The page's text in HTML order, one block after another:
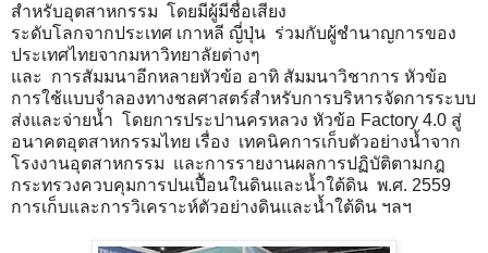
สำหรับอุตสาหกรรม โดยมีผู้มีชื่อเสียง
ระดับโลกจากประเทศ เกาหลี ญี่ปุ่น ร่วมกับผู้ชำนาญการของ
ประเทศไทยจากมหาวิทยาลัยต่างๆ
และ การสัมมนาอีกหลายหัวข้อ อาทิ สัมมนาวิชาการ หัวข้อ
การใช้แบบจำลองทางชลศาสตร์สำหรับการบริหารจัดการระบบ
ส่งและจ่ายน้ำ โดยการประปานครหลวง หัวข้อ Factory 4.0 สู่
อนาคตอุตสาหกรรมไทย เรื่อง เทคนิคการเก็บตัวอย่างน้ำจาก
โรงงานอุตสาหกรรม และการรายงานผลการปฏิบัติตามกฎ
กระทรวงควบคุมการปนเปื้อนในดินและน้ำใต้ดิน พ.ศ. 2559
การเก็บและการวิเคราะห์ตัวอย่างดินและน้ำใต้ดิน ฯลฯ